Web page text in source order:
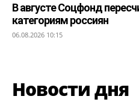
В августе Соцфонд
категориям россиян
06.08.2026 10:15
Новости дня